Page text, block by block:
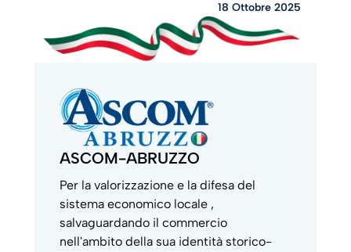
18 Ottobre 2025
ASCOM-ABRUZZO
Per la valorizzazione e la difesa del
sistema economico locale ,
salvaguardando il commercio
nell'ambito della sua identità storico-